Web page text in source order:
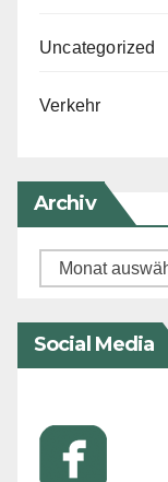
Uncategorized
Verkehr
Archiv
Archiv
Social Media